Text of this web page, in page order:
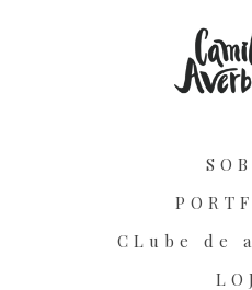
CLube de